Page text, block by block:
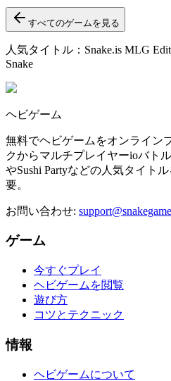
すべてのゲームを見る
人気タイトル：Snake.is MLG
Snake
ヘビゲーム
無料でヘビゲームをオンライン
クからマルチプレイヤーioバト
やSushi Partyなどの人気タイト
要。
お問い合わせ:
ゲーム
今すぐプレイ
ヘビゲームを閲覧
遊び方
コツとテクニック
情報
ヘビゲームについて